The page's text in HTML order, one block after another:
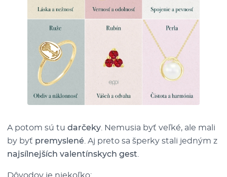
A potom sú tu darčeky . Nemusia byť veľké, ale mali
by byť premyslené . Aj preto sa šperky stali jedným z
najsílnejších valentínskych gest